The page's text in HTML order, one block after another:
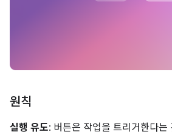
원칙
실행 유도: 버튼은 작업을 트리거한다는